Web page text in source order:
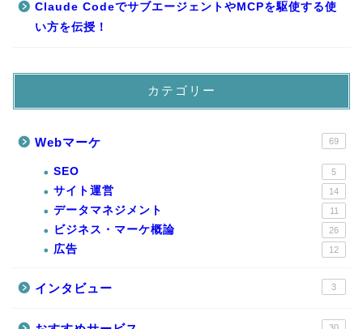
Claude CodeでサブエージェントやMCPを駆使する使
い方を伝授！
カテゴリー
Webマーケ 69
SEO 5
サイト運営 14
データマネジメント 11
ビジネス・マーケ概論 26
広告 12
インタビュー 3